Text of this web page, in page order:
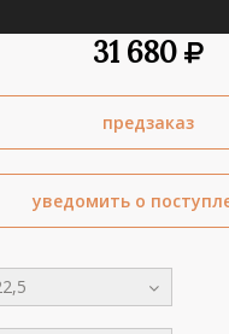
31 680
предзаказ
уведомить о